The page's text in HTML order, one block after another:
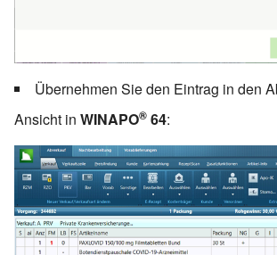
Übernehmen Sie den Eintrag in den
Ansicht in WINAPO® 64: